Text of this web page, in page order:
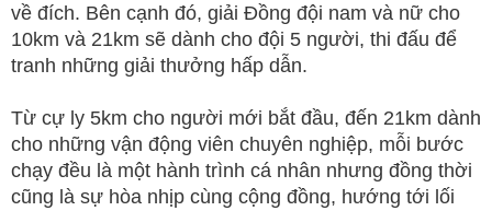
về đích. Bên cạnh đó, giải Đồng đội nam và nữ cho
10km và 21km sẽ dành cho đội 5 người, thi đấu để
tranh những giải thưởng hấp dẫn.
Từ cự ly 5km cho người mới bắt đầu, đến 21km dành
cho những vận động viên chuyên nghiệp, mỗi bước
chạy đều là một hành trình cá nhân nhưng đồng thời
cũng là sự hòa nhịp cùng cộng đồng, hướng tới lối